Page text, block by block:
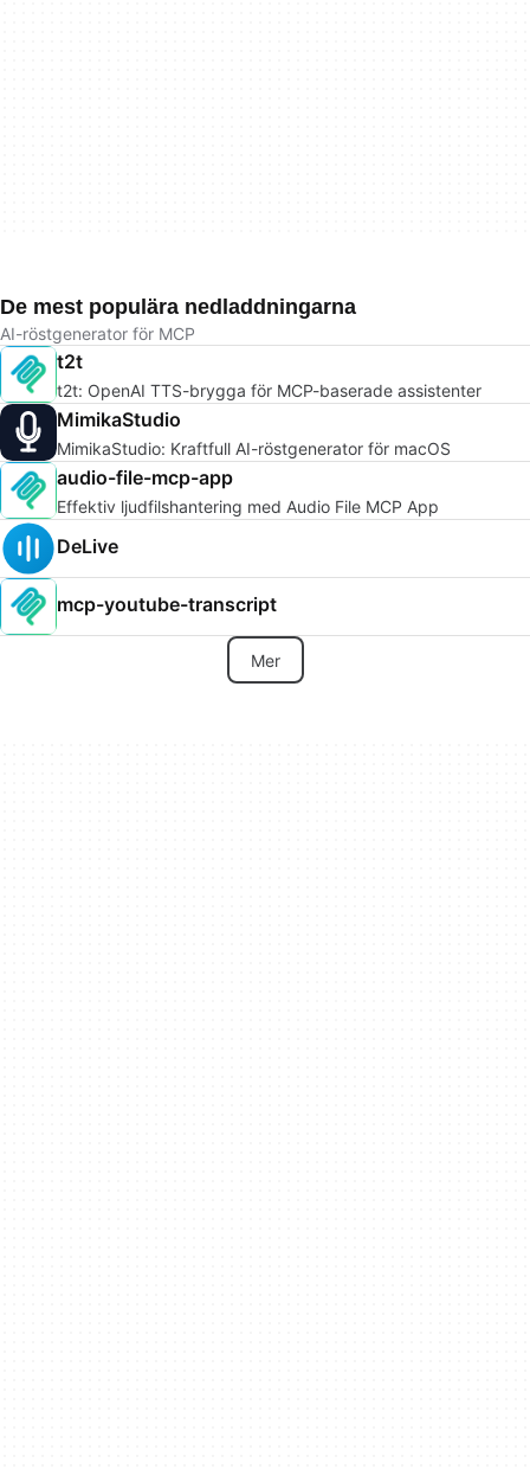
De mest populära nedladdningarna
AI-röstgenerator för MCP
t2t
t2t: OpenAI TTS-brygga för MCP-baserade assistenter
MimikaStudio
MimikaStudio: Kraftfull AI-röstgenerator för macOS
audio-file-mcp-app
Effektiv ljudfilshantering med Audio File MCP App
DeLive
mcp-youtube-transcript
Mer